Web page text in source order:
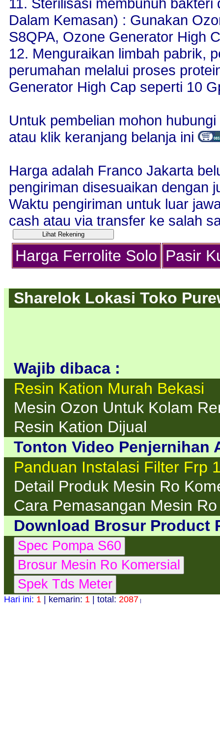
11. Sterilisasi membunuh
Dalam Kemasan) : Gunakan
S8QPA, Ozone Generator High
12. Menguraikan limbah pabrik,
perumahan melalui proses
Generator High Cap seperti 10
Untuk pembelian mohon
atau klik keranjang belanja ini
Harga adalah Franco Jakarta
pengiriman disesuaikan dengan
Waktu pengiriman untuk luar
cash atau via transfer ke salah
Harga Ferrolite Solo Pasir
Sharelok Lokasi Toko
Wajib dibaca :
Resin Kation Murah Bekasi
Mesin Ozon Untuk Kolam
Resin Kation Dijual
Tonton Video Penjernihan
Panduan Instalasi Filter Frp
Detail Produk Mesin Ro
Cara Pemasangan Mesin
Download Brosur Product
Hari ini: 1 | kemarin: 1 | total: 2087 |